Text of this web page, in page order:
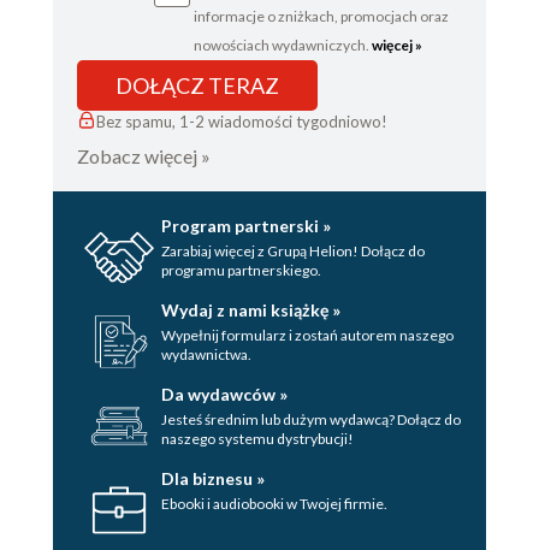
informacje o zniżkach, promocjach oraz
nowościach wydawniczych. więcej »
DOŁĄCZ TERAZ
Bez spamu, 1-2 wiadomości tygodniowo!
Zobacz więcej »
Program partnerski »
Zarabiaj więcej z Grupą Helion! Dołącz do
programu partnerskiego.
Wydaj z nami książkę »
Wypełnij formularz i zostań autorem naszego
wydawnictwa.
Da wydawców »
Jesteś średnim lub dużym wydawcą? Dołącz do
naszego systemu dystrybucji!
Dla biznesu »
Ebooki i audiobooki w Twojej firmie.